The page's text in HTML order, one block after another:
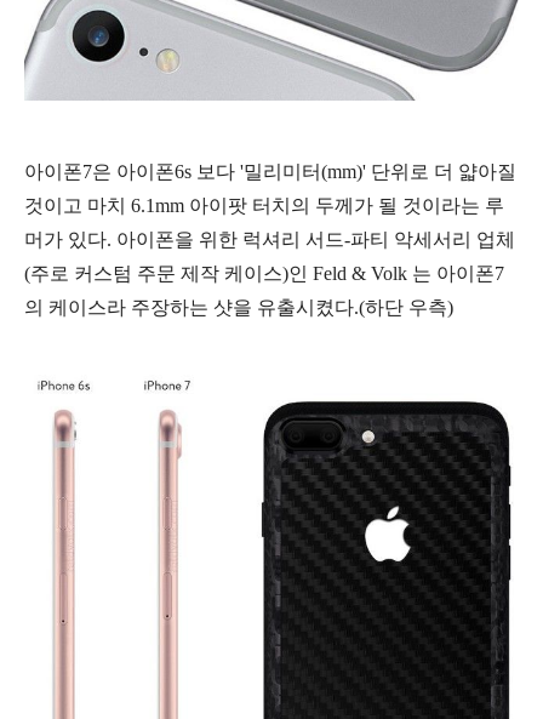
아이폰7은 아이폰6s 보다 '밀리미터(mm)' 단위로 더 얇아질
것이고 마치 6.1mm 아이팟 터치의 두께가 될 것이라는 루
머가 있다. 아이폰을 위한 럭셔리 서드-파티 악세서리 업체
(주로 커스텀 주문 제작 케이스)인 Feld & Volk 는 아이폰7
의 케이스라 주장하는 샷을 유출시켰다.(하단 우측)